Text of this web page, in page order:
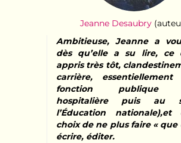
Jeanne Desaubry
Ambitieuse, Jeanne a
dès qu’elle a su lire, ce
appris très tôt,
carrière,
fonction publique
hospitalière puis au
l’Éducation
choix de ne plus faire « que
écrire, éditer.